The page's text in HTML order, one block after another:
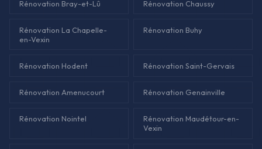
Rénovation Bray-et-Lû Rénovation Chaussy
Rénovation La Chapelle-
en-Vexin
Rénovation Buhy
Rénovation Hodent Rénovation Saint-Gervais
Rénovation Amenucourt Rénovation Genainville
Rénovation Nointel
Rénovation Maudétour-en-
Vexin